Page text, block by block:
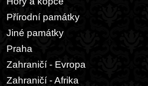
Přírodní památky
Jiné památky
Praha
Zahraničí - Evropa
Zahraničí - Afrika